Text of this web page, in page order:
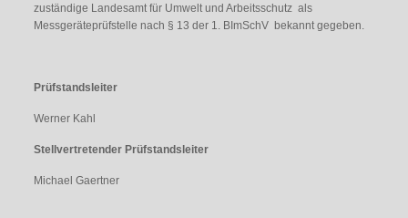
zuständige Landesamt für Umwelt und Arbeitsschutz als
Messgeräteprüfstelle nach § 13 der 1. BImSchV bekannt gegeben.
Prüfstandsleiter
Werner Kahl
Stellvertretender Prüfstandsleiter
Michael Gaertner